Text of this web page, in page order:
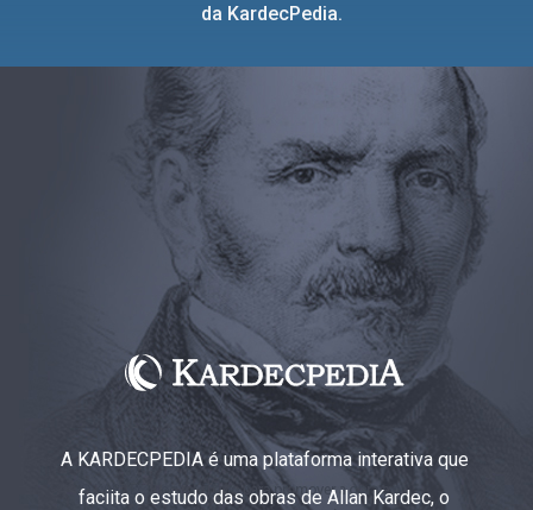
da KardecPedia.
A KARDECPEDIA é uma plataforma interativa que
faciita o estudo das obras de Allan Kardec, o